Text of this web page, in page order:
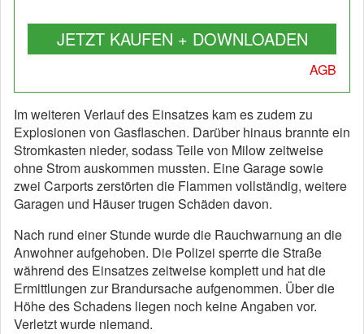
JETZT KAUFEN + DOWNLOADEN
AGB
Im weiteren Verlauf des Einsatzes kam es zudem zu
Explosionen von Gasflaschen. Darüber hinaus brannte ein
Stromkasten nieder, sodass Teile von Milow zeitweise
ohne Strom auskommen mussten. Eine Garage sowie
zwei Carports zerstörten die Flammen vollständig, weitere
Garagen und Häuser trugen Schäden davon.
Nach rund einer Stunde wurde die Rauchwarnung an die
Anwohner aufgehoben. Die Polizei sperrte die Straße
während des Einsatzes zeitweise komplett und hat die
Ermittlungen zur Brandursache aufgenommen. Über die
Höhe des Schadens liegen noch keine Angaben vor.
Verletzt wurde niemand.